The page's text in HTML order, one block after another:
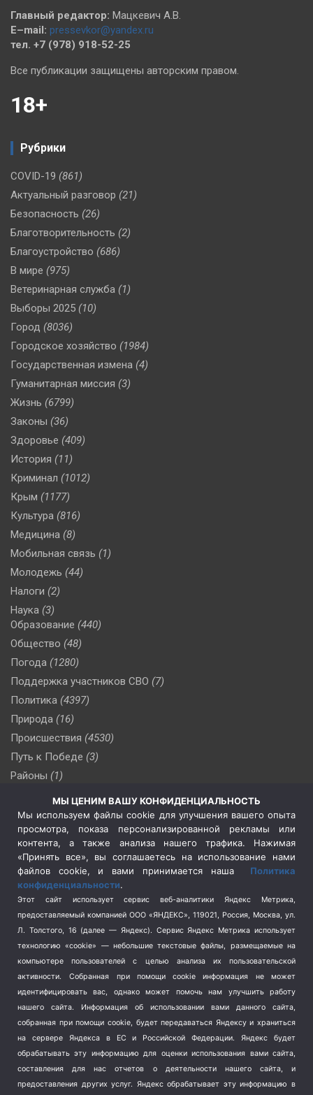
Главный редактор: Мацкевич А.В.
E–mail: pressevkor@yandex.ru
тел. +7 (978) 918-52-25
Все публикации защищены авторским правом.
18+
Рубрики
COVID-19 (861)
Актуальный разговор (21)
Безопасность (26)
Благотворительность (2)
Благоустройство (686)
В мире (975)
Ветеринарная служба (1)
Выборы 2025 (10)
Город (8036)
Городское хозяйство (1984)
Государственная измена (4)
Гуманитарная миссия (3)
Жизнь (6799)
Законы (36)
Здоровье (409)
История (11)
Криминал (1012)
Крым (1177)
Культура (816)
Медицина (8)
Мобильная связь (1)
Молодежь (44)
Налоги (2)
Наука (3)
Образование (440)
Общество (48)
Погода (1280)
Поддержка участников СВО (7)
Политика (4397)
Природа (16)
Происшествия (4530)
Путь к Победе (3)
Районы (1)
Сельское хозяйство (3)
Социальная политика
(3)
Спецоперация в Украине
Спецоперация на Украине
(404)
Спорт (740)
Терроризм (1)
Транспорт (262)
Туризм (178)
Флот (76)
Школа и спорт (2)
Экология (8)
Экономика (1172)
МЫ ЦЕНИМ ВАШУ КОНФИДЕНЦИАЛЬНОСТЬ
Мы используем файлы cookie для улучшения вашего опыта
просмотра, показа персонализированной рекламы или
контента, а также анализа нашего трафика. Нажимая
«Принять все», вы соглашаетесь на использование нами
файлов cookie, и вами принимается наша Политика
конфиденциальности.
Этот сайт использует сервис веб-аналитики Яндекс Метрика,
предоставляемый компанией ООО «ЯНДЕКС», 119021, Россия, Москва, ул.
Л. Толстого, 16 (далее — Яндекс). Сервис Яндекс Метрика использует
технологию «cookie» — небольшие текстовые файлы, размещаемые на
компьютере пользователей с целью анализа их пользовательской
активности.
Собранная при помощи cookie информация не может
идентифицировать вас, однако может помочь нам улучшить работу
нашего сайта. Информация об использовании вами данного сайта,
собранная при помощи cookie, будет передаваться Яндексу и храниться
на сервере Яндекса в ЕС и Российской Федерации. Яндекс будет
обрабатывать эту информацию для оценки использования вами сайта,
составления для нас отчетов о деятельности нашего сайта, и
предоставления других услуг. Яндекс обрабатывает эту информацию в